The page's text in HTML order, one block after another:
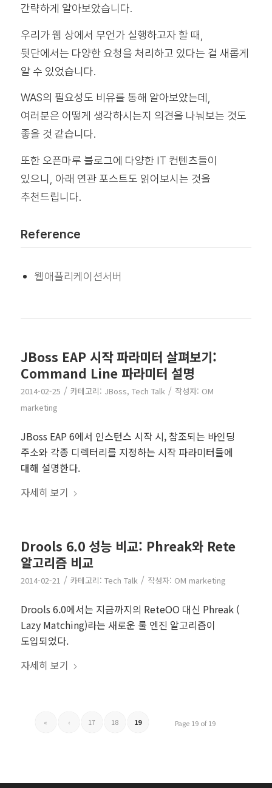
간략하게 알아보았습니다.
우리가 웹 상에서 무언가 실행하고자 할 때,
뒷단에서는 다양한 요청을 처리하고 있다는 걸 새롭게
알 수 있었습니다.
WAS의 필요성도 비유를 통해 알아보았는데,
여러분은 어떻게 생각하시는지 의견을 나눠보는 것도
좋을 것 같습니다.
또한 오픈마루 블로그에 다양한 IT 컨텐츠들이
있으니, 아래 연관 포스트도 읽어보시는 것을
추천드립니다.
Reference
웹애플리케이션서버
JBoss EAP 시작 파라미터 살펴보기:
Command Line 파라미터 설명
2014-02-25 / 카테고리: JBoss, Tech Talk / 작성자: OM
marketing
JBoss EAP 6에서 인스턴스 시작 시, 참조되는 바인딩
주소와 각종 디렉터리를 지정하는 시작 파라미터들에
대해 설명한다.
자세히 보기
Drools 6.0 성능 비교: Phreak와 Rete
알고리즘 비교
2014-02-21 / 카테고리: Tech Talk / 작성자: OM marketing
Drools 6.0에서는 지금까지의 ReteOO 대신 Phreak (
Lazy Matching)라는 새로운 룰 엔진 알고리즘이
도입되었다.
자세히 보기
Page 19 of 19
« ‹ 17 18 19